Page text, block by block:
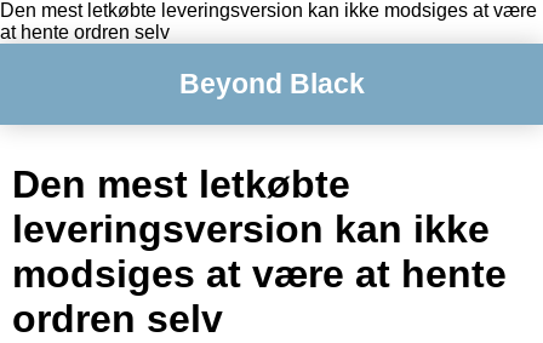
Den mest letkøbte leveringsversion kan ikke modsiges at være
at hente ordren selv
Beyond Black
Den mest letkøbte
leveringsversion kan ikke
modsiges at være at hente
ordren selv